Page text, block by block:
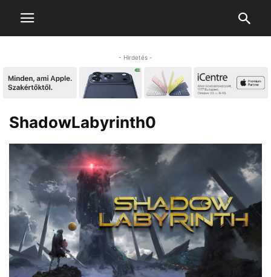
- Hirdetés -
ShadowLabyrinth0